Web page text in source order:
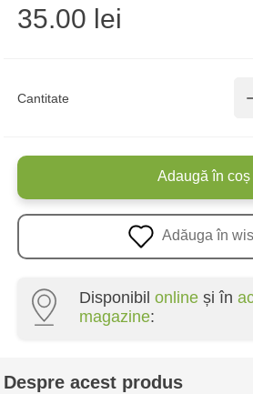
Cantitate
35.00 lei
Adaugă în coș
Adăuga în
Disponibil online și în
magazine:
Despre acest produs